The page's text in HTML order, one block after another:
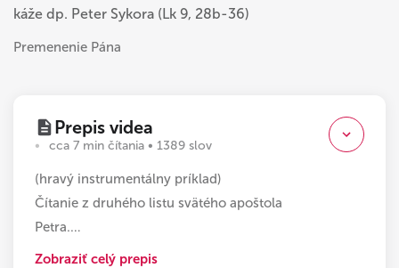
káže dp. Peter Sykora (Lk 9, 28b-36)
Premenenie Pána
Prepis videa
cca 7 min čítania • 1389 slov
(hravý instrumentálny príklad)
Čítanie z druhého listu svätého apoštola
Petra.…
Zobraziť celý prepis